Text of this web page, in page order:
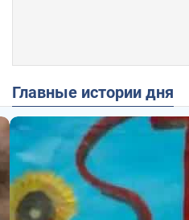
Главные истории дня